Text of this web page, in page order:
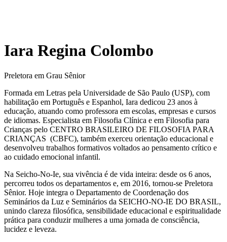
Iara Regina Colombo
Preletora em Grau Sênior
Formada em Letras pela Universidade de São Paulo (USP), com
habilitação em Português e Espanhol, Iara dedicou 23 anos à
educação, atuando como professora em escolas, empresas e cursos
de idiomas. Especialista em Filosofia Clínica e em Filosofia para
Crianças pelo CENTRO BRASILEIRO DE FILOSOFIA PARA
CRIANÇAS (CBFC), também exerceu orientação educacional e
desenvolveu trabalhos formativos voltados ao pensamento crítico e
ao cuidado emocional infantil.
Na Seicho-No-Ie, sua vivência é de vida inteira: desde os 6 anos,
percorreu todos os departamentos e, em 2016, tornou-se Preletora
Sênior. Hoje integra o Departamento de Coordenação dos
Seminários da Luz e Seminários da SEICHO-NO-IE DO BRASIL,
unindo clareza filosófica, sensibilidade educacional e espiritualidade
prática para conduzir mulheres a uma jornada de consciência,
lucidez e leveza.